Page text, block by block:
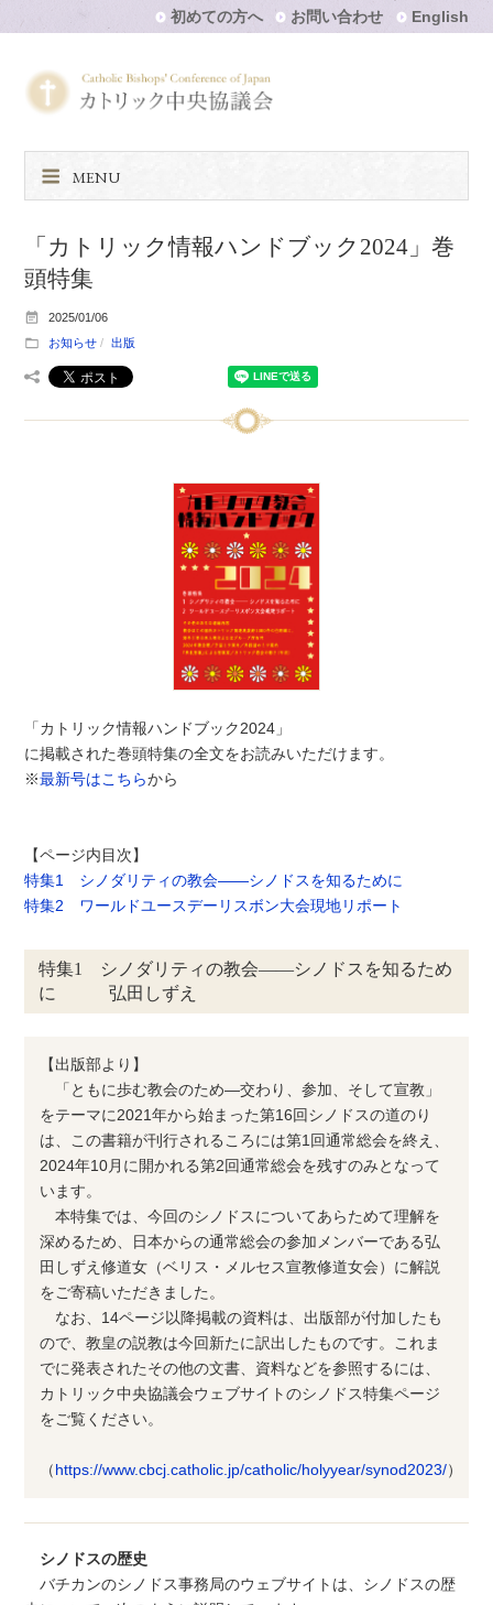
初めての方へ お問い合わせ English
MENU
「カトリック情報ハンドブック2024」巻
頭特集
2025/01/06
お知らせ
出版
「カトリック情報ハンドブック2024」
に掲載された巻頭特集の全文をお読みいただけます。
※最新号はこちらから
【ページ内目次】
特集1 シノダリティの教会――シノドスを知るために
特集2 ワールドユースデーリスボン大会現地リポート
特集1 シノダリティの教会――シノドスを知るため
に 弘田しずえ
【出版部より】
「ともに歩む教会のため―交わり、参加、そして宣教」
をテーマに2021年から始まった第16回シノドスの道のり
は、この書籍が刊行されるころには第1回通常総会を終え、
2024年10月に開かれる第2回通常総会を残すのみとなって
います。
本特集では、今回のシノドスについてあらためて理解を
深めるため、日本からの通常総会の参加メンバーである弘
田しずえ修道女（ベリス・メルセス宣教修道女会）に解説
をご寄稿いただきました。
なお、14ページ以降掲載の資料は、出版部が付加したも
ので、教皇の説教は今回新たに訳出したものです。これま
でに発表されたその他の文書、資料などを参照するには、
カトリック中央協議会ウェブサイトのシノドス特集ページ
をご覧ください。
（https://www.cbcj.catholic.jp/catholic/holyyear/synod2023/）
シノドスの歴史
バチカンのシノドス事務局のウェブサイトは、シノドスの歴